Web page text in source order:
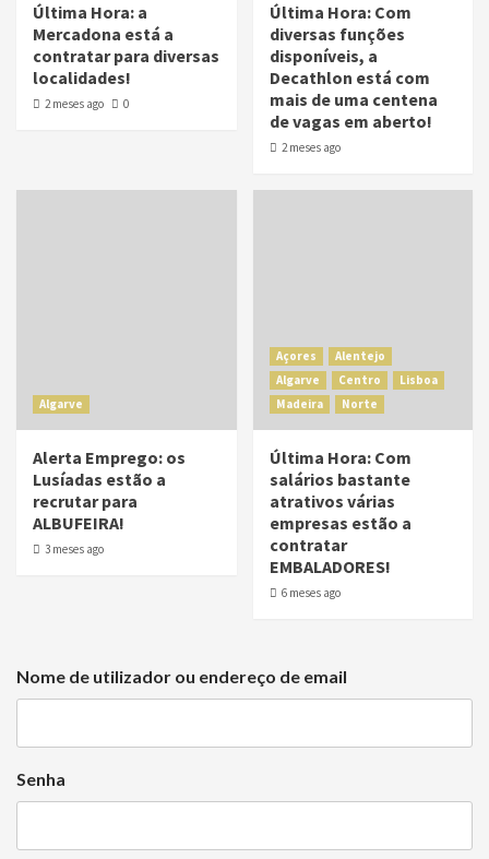
Última Hora: a
Mercadona está a
contratar para diversas
localidades!
2 meses ago 0
Última Hora: Com
diversas funções
disponíveis, a
Decathlon está com
mais de uma centena
de vagas em aberto!
2 meses ago
Algarve
Alerta Emprego: os
Lusíadas estão a
recrutar para
ALBUFEIRA!
3 meses ago
Açores
Alentejo
Algarve
Centro
Lisboa
Madeira
Norte
Última Hora: Com
salários bastante
atrativos várias
empresas estão a
contratar
EMBALADORES!
6 meses ago
Nome de utilizador ou endereço de email
Senha